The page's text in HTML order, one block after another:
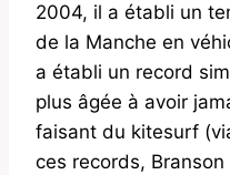
2004, il a établi un
de la Manche en
a établi un record
plus âgée à avoir
faisant du kitesurf
ces records,